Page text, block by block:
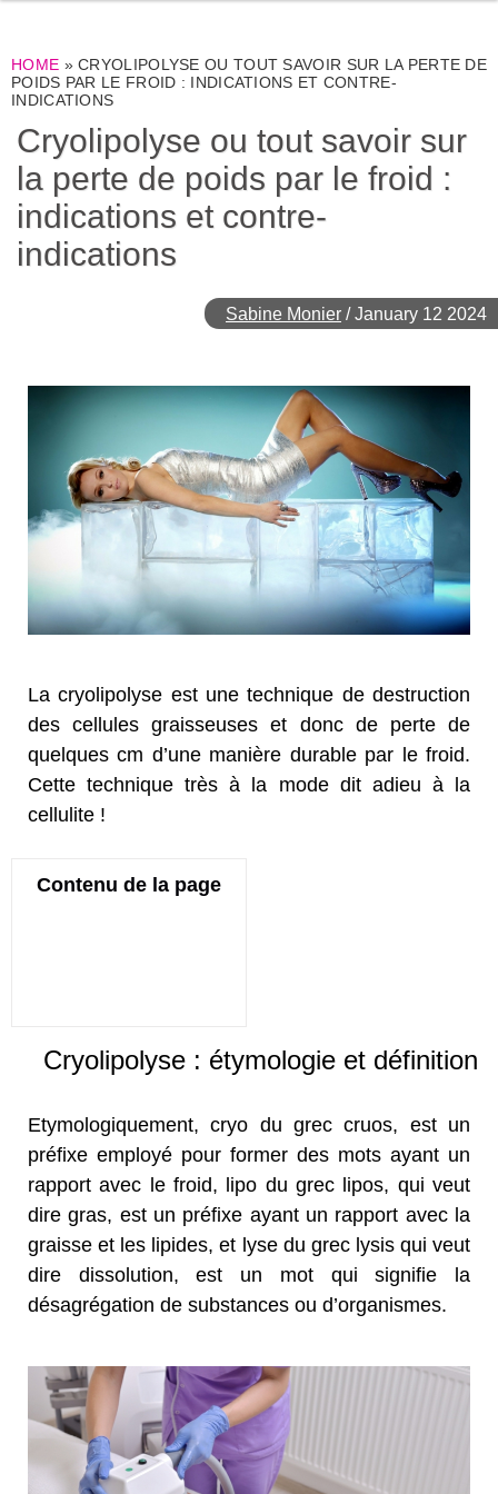
HOME »CRYOLIPOLYSE OU TOUT SAVOIR SUR LA PERTE DE
POIDS PAR LE FROID : INDICATIONS ET CONTRE-
INDICATIONS
Cryolipolyse ou tout savoir sur
la perte de poids par le froid :
indications et contre-
indications
Sabine Monier /January 12 2024
La cryolipolyse est une technique de destruction
des cellules graisseuses et donc de perte de
quelques cm d’une manière durable par le froid.
Cette technique très à la mode dit adieu à la
cellulite !
Contenu de la page
Cryolipolyse : étymologie et définition
Etymologiquement, cryo du grec cruos, est un
préfixe employé pour former des mots ayant un
rapport avec le froid, lipo du grec lipos, qui veut
dire gras, est un préfixe ayant un rapport avec la
graisse et les lipides, et lyse du grec lysis qui veut
dire dissolution, est un mot qui signifie la
désagrégation de substances ou d’organismes.